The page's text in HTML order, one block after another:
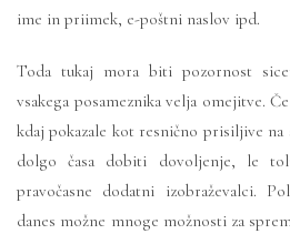
ime in priimek, e-poštni naslov ipd.
Toda tukaj mora biti pozornost
vsakega posameznika velja omejitve.
kdaj pokazale kot resnično prisiljive na
dolgo časa dobiti dovoljenje, le
pravočasne dodatni izobraževalci.
danes možne mnoge možnosti za